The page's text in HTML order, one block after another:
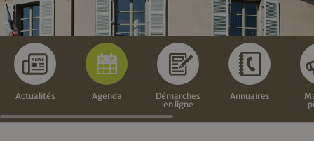
Actualités Agenda
Démarches
en ligne
Annuaires